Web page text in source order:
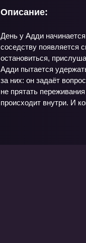
Описание:
День у Адди
соседству появляется
остановиться,
Адди пытается
за них: он задаёт
не прятать
происходит внутри. И